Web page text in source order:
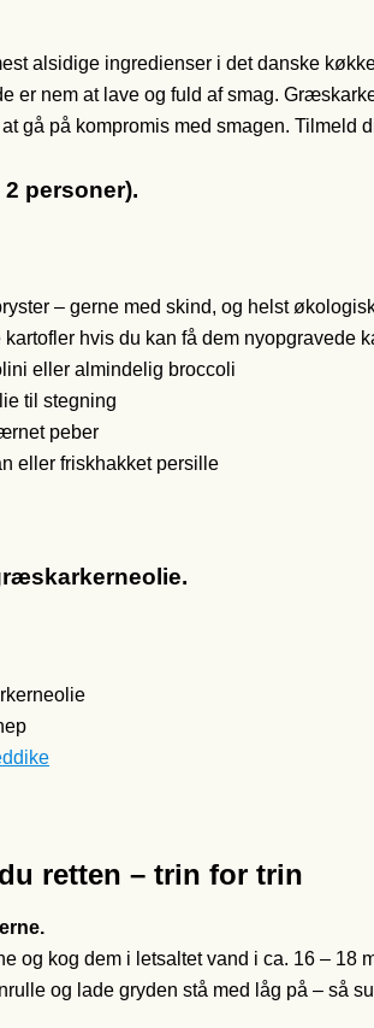
alsidige ingredienser i det danske
er nem at lave og fuld af smag.
gå på kompromis med smagen. Tilmeld
personer).
– gerne med skind, og helst
kartofler hvis du kan få dem nyopgravede
eller almindelig broccoli
til stegning
peber
eller friskhakket persille
retten – trin for trin
og kog dem i letsaltet vand i ca. 16 –
og lade gryden stå med låg på – så